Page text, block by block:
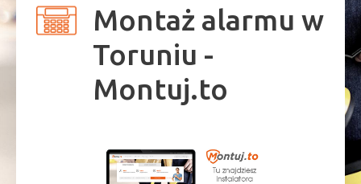
Montaż alarmu w
Toruniu -
Montuj.to